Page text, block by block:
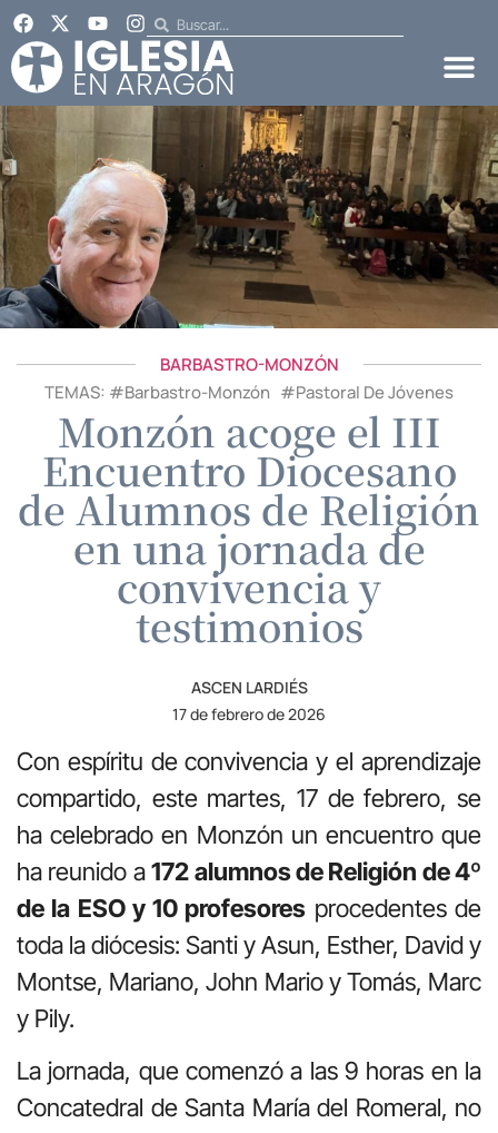
BARBASTRO-MONZÓN
TEMAS: #Barbastro-Monzón #Pastoral De Jóvenes
Monzón acoge el III
Encuentro Diocesano
de Alumnos de Religión
en una jornada de
convivencia y
testimonios
ASCEN LARDIÉS
17 de febrero de 2026
Con espíritu de convivencia y el aprendizaje
compartido, este martes, 17 de febrero, se
ha celebrado en Monzón un encuentro que
ha reunido a172 alumnos de Religión de 4º
de la ESO y 10 profesores procedentes de
toda la diócesis: Santi y Asun, Esther, David y
Montse, Mariano, John Mario y Tomás, Marc
y Pily.
La jornada, que comenzó a las 9 horas en la
Concatedral de Santa María del Romeral, no